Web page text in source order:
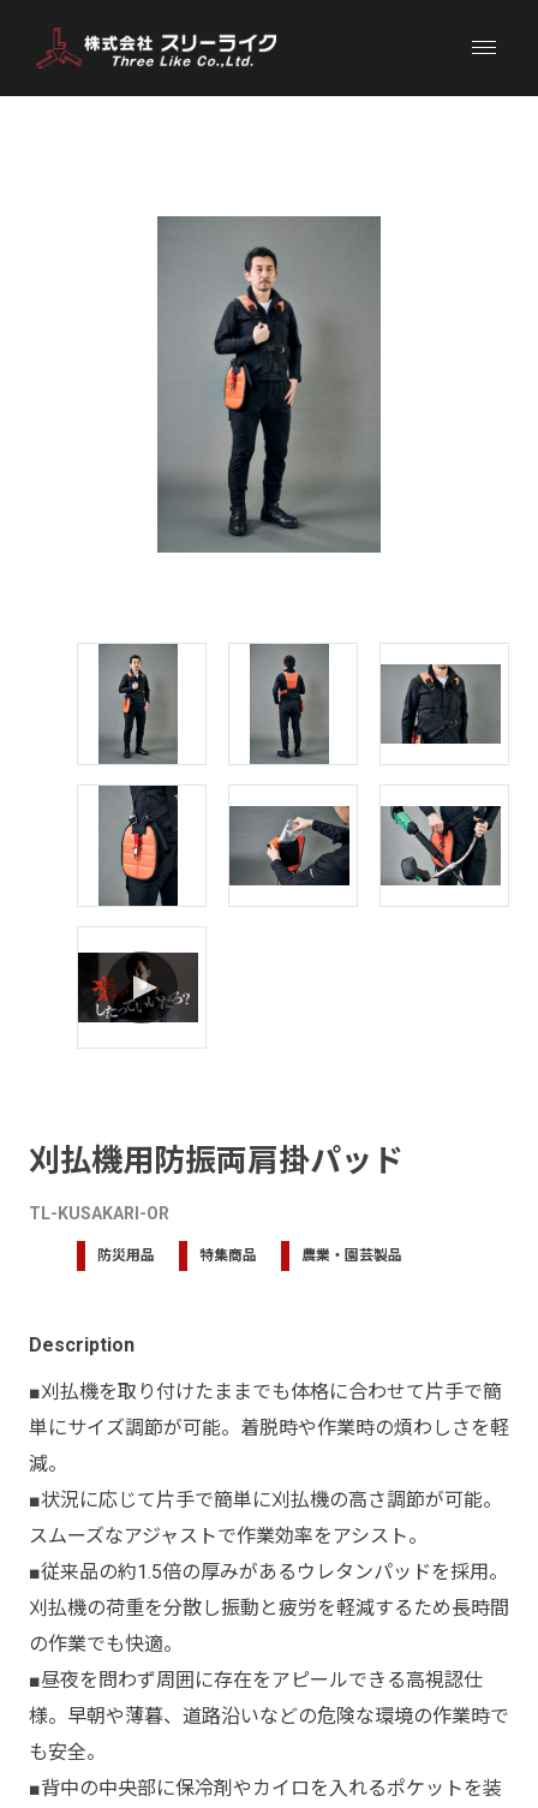
刈払機用防振両肩掛パッド
TL-KUSAKARI-OR
防災用品 特集商品 農業・園芸製品
Description
■刈払機を取り付けたままでも体格に合わせて片手で簡
単にサイズ調節が可能。着脱時や作業時の煩わしさを軽
減。
■状況に応じて片手で簡単に刈払機の高さ調節が可能。
スムーズなアジャストで作業効率をアシスト。
■従来品の約1.5倍の厚みがあるウレタンパッドを採用。
刈払機の荷重を分散し振動と疲労を軽減するため長時間
の作業でも快適。
■昼夜を問わず周囲に存在をアピールできる高視認仕
様。早朝や薄暮、道路沿いなどの危険な環境の作業時で
も安全。
■背中の中央部に保冷剤やカイロを入れるポケットを装